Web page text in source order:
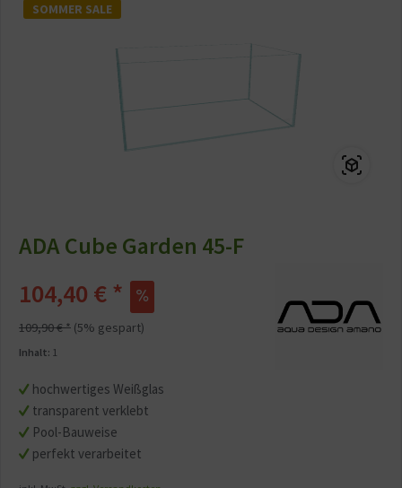
SOMMER SALE
ADA Cube Garden 45-F
hochwertiges Weißglas
transparent verklebt
Pool-Bauweise
perfekt verarbeitet
104,40 € *
109,90 € * (5% gespart)
Inhalt: 1